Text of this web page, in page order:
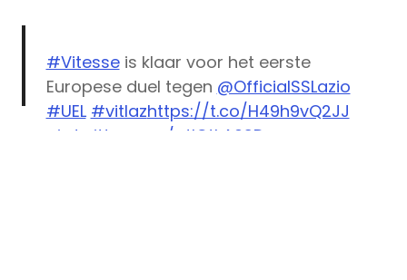
#Vitesseis klaar voor het eerste
Europese duel tegen @OfficialSSLazio
#UEL #vitlazhttps://t.co/H49h9vQ2JJ
pic.twitter.com/otlCtkA0SD